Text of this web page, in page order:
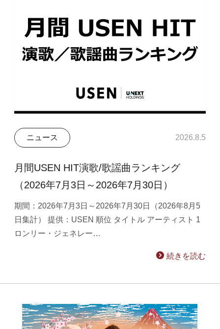
ニュース 2026.8.5
月間USEN HIT演歌/歌謡曲ランキング
（2026年7月3日～2026年7月30日）
期間：2026年7月3日～2026年7月30日（2026年8月5
日集計） 提供：USEN 順位 タイトル アーティスト 1
ロンリー・ジェネレー…
続きを読む